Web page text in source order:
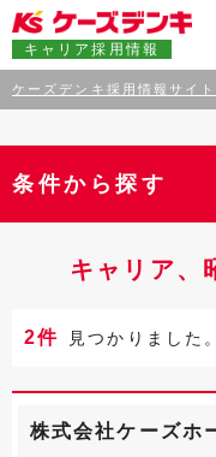
キャリア採用情報
ケーズデンキ採用情報サイ
条件から探す
キャリア、
2件 見つかりました。
株式会社ケーズホ